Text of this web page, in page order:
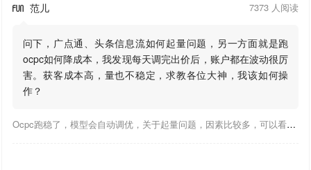
 范儿 7373 人阅读
问下，广点通、头条信息流如何起量问题，另一方面就是跑
ocpc如何降成本，我发现每天调完出价后，账户都在波动很厉
害。获客成本高，量也不稳定，求教各位大神，我该如何操
作？
Ocpc跑稳了，模型会自动调优，关于起量问题，因素比较多，可以看下靠谱推大神出的干货文章，都是经验总结，应该可以找到对应解决。